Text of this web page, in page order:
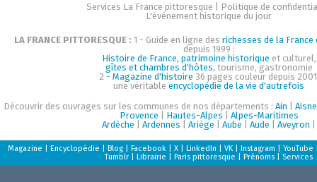
Services La France pittoresque
Politique de
L'événement historique du jour
LA FRANCE PITTORESQUE : 1 - Guide en ligne des richesses de la
depuis 1999 :
Histoire de France, patrimoine historique et culturel,
gîtes et chambres d'hôtes, tourisme, gastronomie
2 - Magazine d'histoire 36 pages couleur depuis
une véritable encyclopédie de la vie d'autrefois
Découvrir des ouvrages sur les communes de nos départements : Ain
Aisne
Provence
Hautes-Alpes
Alpes-Maritimes
Ardèche
Ardennes Ariège Aube Aude Aveyron
Magazine Encyclopédie Blog Facebook X LinkedIn VK Instagram YouTube
Tumblr
Librairie Paris pittoresque Prénoms Services